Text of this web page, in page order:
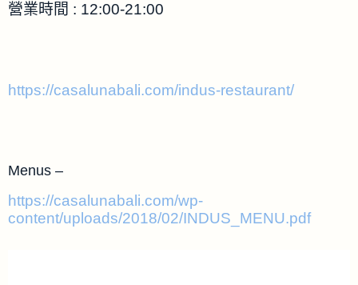
營業時間 : 12:00-21:00
https://casalunabali.com/indus-restaurant/
Menus –
https://casalunabali.com/wp-
content/uploads/2018/02/INDUS_MENU.pdf